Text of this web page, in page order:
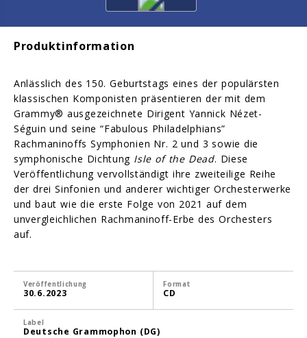
Produktinformation
Anlässlich des 150. Geburtstags eines der populärsten
klassischen Komponisten präsentieren der mit dem
Grammy® ausgezeichnete Dirigent Yannick Nézet-
Séguin und seine “Fabulous Philadelphians”
Rachmaninoffs Symphonien Nr. 2 und 3 sowie die
symphonische Dichtung Isle of the Dead. Diese
Veröffentlichung vervollständigt ihre zweiteilige Reihe
der drei Sinfonien und anderer wichtiger Orchesterwerke
und baut wie die erste Folge von 2021 auf dem
unvergleichlichen Rachmaninoff-Erbe des Orchesters
auf.
Veröffentlichung
30.6.2023
Format
CD
Label
Deutsche Grammophon (DG)